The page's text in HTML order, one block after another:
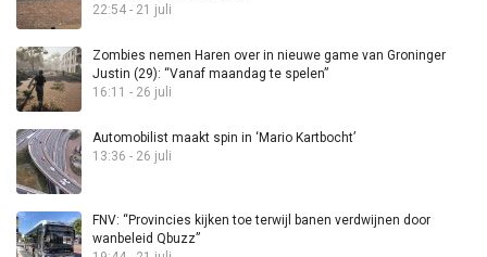
22:54 - 21 juli
Zombies nemen Haren over in nieuwe game van Groninger
Justin (29): “Vanaf maandag te spelen”
16:11 - 26 juli
Automobilist maakt spin in ‘Mario Kartbocht’
13:36 - 26 juli
FNV: “Provincies kijken toe terwijl banen verdwijnen door
wanbeleid Qbuzz”